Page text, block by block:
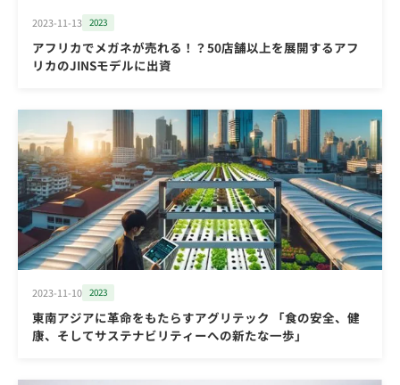
2023-11-13 2023
アフリカでメガネが売れる！？50店舗以上を展開するアフ
リカのJINSモデルに出資
2023-11-10 2023
東南アジアに革命をもたらすアグリテック 「食の安全、健
康、そしてサステナビリティーへの新たな一歩」